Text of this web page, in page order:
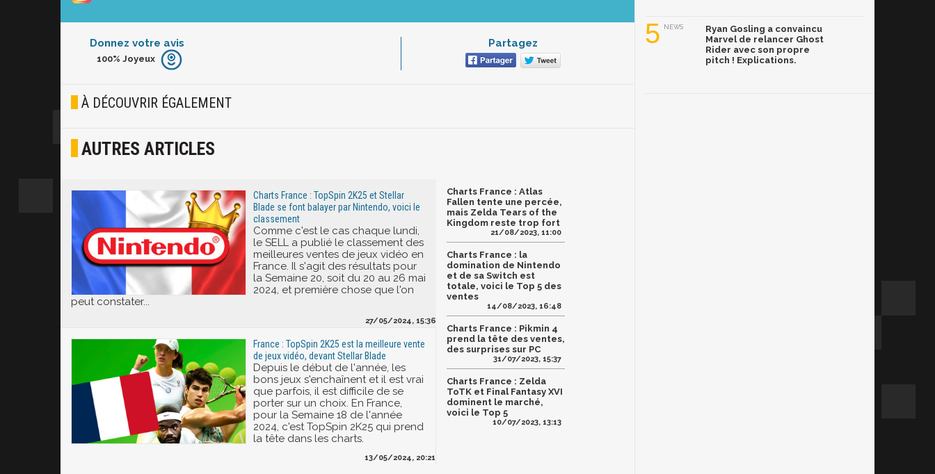
Donnez votre avis
Furieux
Joyeux
100% Joyeux
Partagez
À DÉCOUVRIR ÉGALEMENT
AUTRES ARTICLES
Charts France : TopSpin 2K25 et Stellar
Blade se font balayer par Nintendo, voici le
classement
Comme c'est le cas chaque lundi,
le SELL a publié le classement des
meilleures ventes de jeux vidéo en
France. Il s'agit des résultats pour
la Semaine 20, soit du 20 au 26 mai
2024, et première chose que l'on
peut constater...
27/05/2024, 15:36
France : TopSpin 2K25 est la meilleure vente
de jeux vidéo, devant Stellar Blade
Depuis le début de l'année, les
bons jeux s'enchaînent et il est vrai
que parfois, il est difficile de se
porter sur un choix. En France,
pour la Semaine 18 de l'année
2024, c'est TopSpin 2K25 qui prend
la tête dans les charts.
13/05/2024, 20:21
Charts France : Atlas
Fallen tente une percée,
mais Zelda Tears of the
Kingdom reste trop fort
21/08/2023, 11:00
Charts France : la
domination de Nintendo
et de sa Switch est
totale, voici le Top 5 des
ventes
14/08/2023, 16:48
Charts France : Pikmin 4
prend la tête des ventes,
des surprises sur PC
31/07/2023, 15:37
Charts France : Zelda
ToTK et Final Fantasy XVI
dominent le marché,
voici le Top 5
10/07/2023, 13:13
5 NEWS
Ryan Gosling a convaincu
Marvel de relancer Ghost
Rider avec son propre
pitch ! Explications.